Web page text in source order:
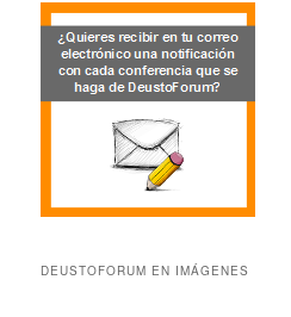
DEUSTOFORUM EN IMÁGENES